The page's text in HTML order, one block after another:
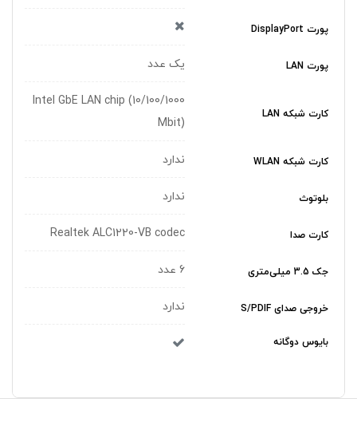
پورت DisplayPort
پورت LAN یک عدد
کارت شبکه LAN
Intel GbE LAN chip (10/100/1000
Mbit)
کارت شبکه WLAN ندارد
بلوتوث ندارد
کارت صدا Realtek ALC1220-VB codec
جک 3.5 میلی‌متری 6 عدد
خروجی صدای S/PDIF ندارد
بایوس دوگانه